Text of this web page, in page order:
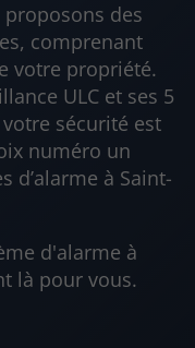
des
comprenant
votre propriété.
ULC et ses 5
sécurité est
numéro un
d’alarme à Saint-
d'alarme à
là pour vous.